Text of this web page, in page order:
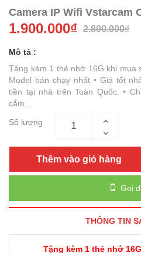
Camera IP Wifi Vstarcam
1.900.000₫ 2.800.000₫
Mô tả :
Tặng kèm 1 thẻ nhớ 16G khi mua
Model bán chạy nhất • Giá tốt
tiền tại nhà trên Toàn Quốc. •
cắm...
Số lượng
Thêm vào giỏ hàng
Gọi
THÔNG TIN
Tặng kèm 1 thẻ nhớ